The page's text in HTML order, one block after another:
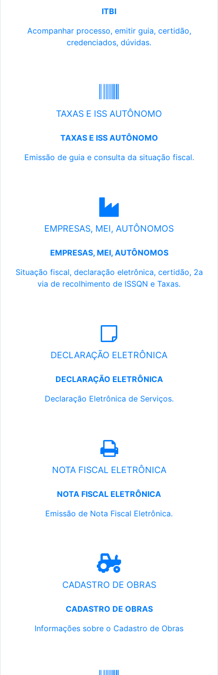
ITBI
Acompanhar processo, emitir guia, certidão,
credenciados, dúvidas.
TAXAS E ISS AUTÔNOMO
TAXAS E ISS AUTÔNOMO
Emissão de guia e consulta da situação fiscal.
EMPRESAS, MEI, AUTÔNOMOS
EMPRESAS, MEI, AUTÔNOMOS
Situação fiscal, declaração eletrônica, certidão, 2a
via de recolhimento de ISSQN e Taxas.
DECLARAÇÃO ELETRÔNICA
DECLARAÇÃO ELETRÔNICA
Declaração Eletrônica de Serviços.
NOTA FISCAL ELETRÔNICA
NOTA FISCAL ELETRÔNICA
Emissão de Nota Fiscal Eletrônica.
CADASTRO DE OBRAS
CADASTRO DE OBRAS
Informações sobre o Cadastro de Obras